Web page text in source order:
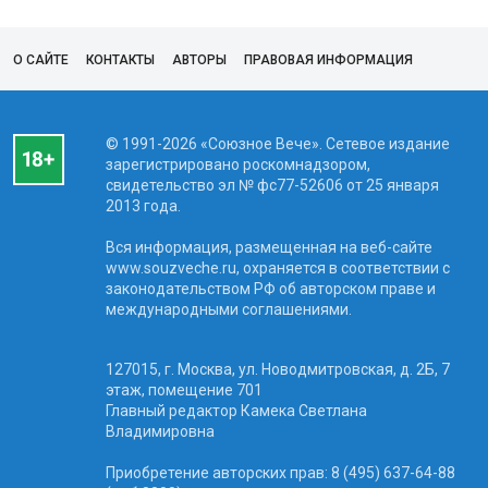
О САЙТЕ КОНТАКТЫ АВТОРЫ ПРАВОВАЯ ИНФОРМАЦИЯ
© 1991-2026 «Союзное Вече». Сетевое издание
зарегистрировано роскомнадзором,
свидетельство эл № фc77-52606 от 25 января
2013 года.
Вся информация, размещенная на веб-сайте
www.souzveche.ru, охраняется в соответствии с
законодательством РФ об авторском праве и
международными соглашениями.
127015, г. Москва, ул. Новодмитровская, д. 2Б, 7
этаж, помещение 701
Главный редактор Камека Светлана
Владимировна
Приобретение авторских прав: 8 (495) 637-64-88